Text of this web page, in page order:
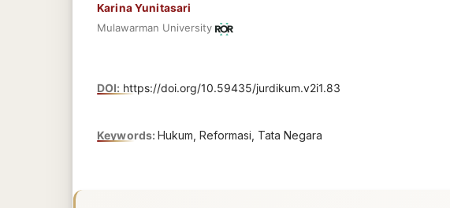
Karina Yunitasari
Mulawarman University
DOI: https://doi.org/10.59435/jurdikum.v2i1.83
Keywords: Hukum, Reformasi, Tata Negara